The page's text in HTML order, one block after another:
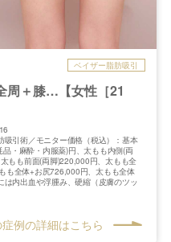
ベイザー脂肪吸引
周＋膝…【女性［21
引術／モニター価格（税込）：基本
・麻酔・内服薬)円、太もも内側(両
もも前面(両脚)220,000円、太もも全
も全体+お尻726,000円、太もも全体
内出血や浮腫み、硬縮（皮膚のツッ
症例の詳細はこちら